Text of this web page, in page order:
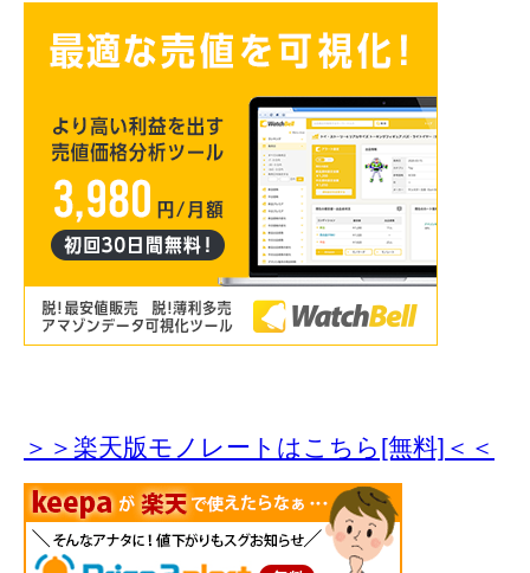
＞＞楽天版モノレートはこちら[無料]＜＜